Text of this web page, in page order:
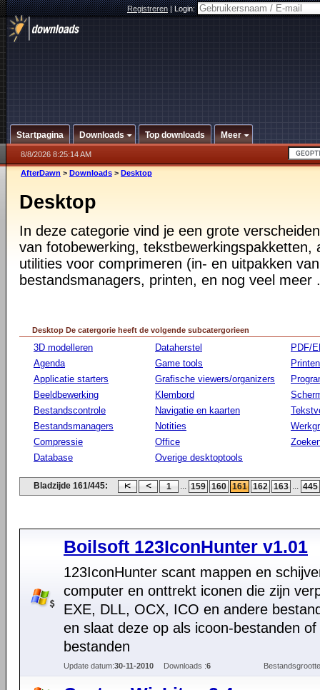
Registreren|Login:
Startpagina Downloads Top downloads Meer
8/8/2026 8:25:14 AM
AfterDawn > Downloads > Desktop
Desktop
In deze categorie vind je een grote
van fotobewerking, tekstbewerkingspakketten,
utilities voor comprimeren (in- en uitpakken
bestandsmanagers, printen, en nog veel meer
Desktop De catergorie heeft de volgende subcatergorieen
3D modelleren
Agenda
Applicatie starters
Beeldbewerking
Bestandscontrole
Bestandsmanagers
Compressie
Database
Dataherstel
Game tools
Grafische viewers/organizers
Klembord
Navigatie en kaarten
Notities
Office
Overige desktoptools
PDF/
Printen
Bladzijde 161/445: 1 ... 159 160 161 162 163 ... 445
Boilsoft 123IconHunter v1.01
123IconHunter scant mappen en
computer en onttrekt iconen die zijn
EXE, DLL, OCX, ICO en andere
en slaat deze op als icoon-bestanden
bestanden
Update datum:30-11-2010 Downloads :6